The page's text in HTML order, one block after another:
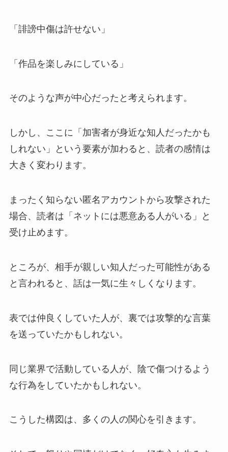
「誹謗中傷は許せない」
「作品を楽しみにしている」
そのような声が中心だったと考えられます。
しかし、ここに「加害者が身近な知人だったかも
しれない」という要素が加わると、読者の感情は
大きく変わります。
まったく知らない匿名アカウントから攻撃された
場合、読者は「ネットには悪意ある人がいる」と
受け止めます。
ところが、相手が親しい知人だった可能性がある
と言われると、話は一気に生々しくなります。
表では仲良くしていた人が、裏では攻撃的な言葉
を送っていたかもしれない。
同じ業界で活動している人が、陰で傷つけるよう
な行為をしていたかもしれない。
こうした構図は、多くの人の関心を引きます。